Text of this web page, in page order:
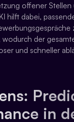
offener Stellen
hilft dabei,
der
und schneller
in